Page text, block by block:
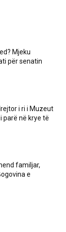
Mjeku
për senatin
i ri i Muzeut
parë në krye të
familjar,
e